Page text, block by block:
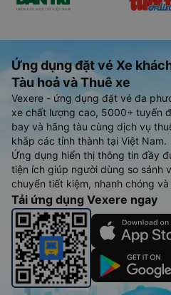
Ứng dụng đặt vé Xe
Tàu hoả và Thuê xe
Vexere - ứng dụng đặt vé đa
xe chất lượng cao, 5000+ tuyến
bay và hãng tàu cùng dịch vụ
khắp các tỉnh thành tại Việt Nam.
Ứng dụng hiển thị thông tin đầy
tiện ích giúp người dùng so sánh
chuyển tiết kiệm, nhanh chóng
Tải ứng dụng Vexere ngay